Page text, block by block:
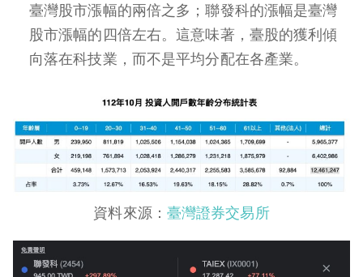
臺灣股市漲幅的兩倍之多；聯發科的漲幅是臺灣
股市漲幅的四倍左右。這意味著，臺股的獲利傾
向落在科技業，而不是平均分配在各產業。
資料來源： 臺灣證券交易所